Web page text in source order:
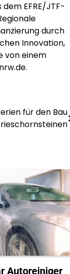
EFRE/JTF-
durch
Innovation,
von einem
für den Bau
Autoreiniger